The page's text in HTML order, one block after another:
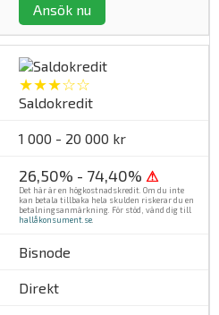
Ansök nu
★★★☆☆
Saldokredit
1 000 - 20 000 kr
26,50% - 74,40% ⚠
Det här är en högkostnadskredit. Om du inte
kan betala tillbaka hela skulden riskerar du en
betalningsanmärkning. För stöd, vänd dig till
hallåkonsument.se
Bisnode
Direkt